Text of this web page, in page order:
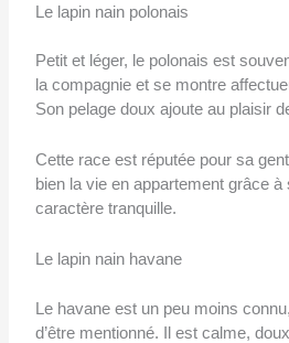
Le lapin nain polonais
Petit et léger, le polonais est
la compagnie et se montre
Son pelage doux ajoute au plaisir
Cette race est réputée pour sa
bien la vie en appartement grâce
caractère tranquille.
Le lapin nain havane
Le havane est un peu moins
d’être mentionné. Il est calme,